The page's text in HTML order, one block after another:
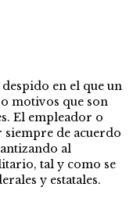
en el que un
motivos que son
El empleador o
siempre de acuerdo
al
tal y como se
y estatales.